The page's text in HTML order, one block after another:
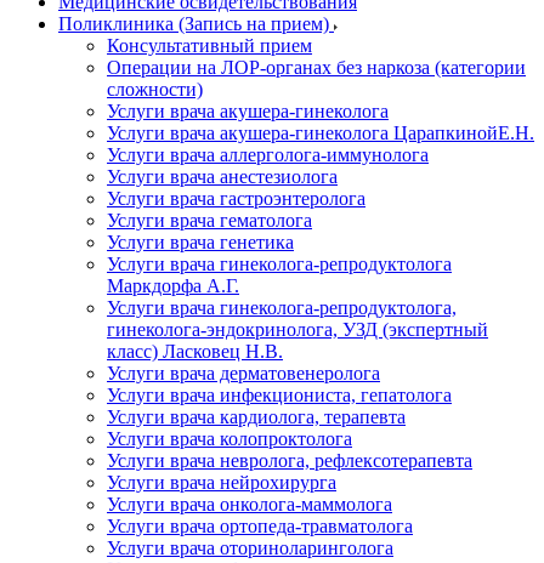
Поликлиника (Запись на прием)
Консультативный прием
Операции на ЛОР-органах без наркоза (категории
сложности)
Услуги врача акушера-гинеколога
Услуги врача акушера-гинеколога ЦарапкинойЕ.Н.
Услуги врача аллерголога-иммунолога
Услуги врача анестезиолога
Услуги врача гастроэнтеролога
Услуги врача гематолога
Услуги врача генетика
Услуги врача гинеколога-репродуктолога
Маркдорфа А.Г.
Услуги врача гинеколога-репродуктолога,
гинеколога-эндокринолога, УЗД (экспертный
класс) Ласковец Н.В.
Услуги врача дерматовенеролога
Услуги врача инфекциониста, гепатолога
Услуги врача кардиолога, терапевта
Услуги врача колопроктолога
Услуги врача невролога, рефлексотерапевта
Услуги врача нейрохирурга
Услуги врача онколога-маммолога
Услуги врача ортопеда-травматолога
Услуги врача оториноларинголога